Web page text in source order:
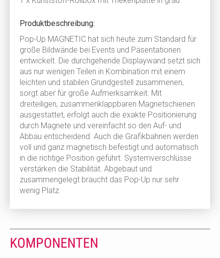
Produktbeschreibung:
Pop-Up MAGNETIC hat sich heute zum Standard für
große Bildwände bei Events und Päsentationen
entwickelt. Die durchgehende Displaywand setzt sich
aus nur wenigen Teilen in Kombination mit einem
leichten und stabilen Grundgestell zusammenen,
sorgt aber für große Aufmerksamkeit. Mit
dreiteiligen, zusammenklappbaren Magnetschienen
ausgestattet, erfolgt auch die exakte Positionierung
durch Magnete und vereinfacht so den Auf- und
Abbau entscheidend. Auch die Grafikbahnen werden
voll und ganz magnetisch befestigt und automatisch
in die richtige Position geführt. Systemverschlüsse
verstärken die Stabilität. Abgebaut und
zusammengelegt braucht das Pop-Up nur sehr
wenig Platz.
KOMPONENTEN